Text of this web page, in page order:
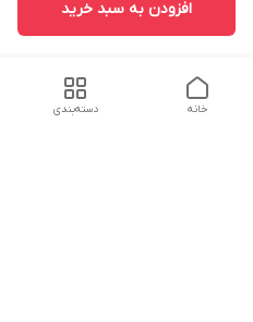
افزودن به سبد خرید
دسته‌بندی خانه